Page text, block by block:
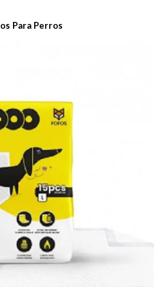
Para Perros